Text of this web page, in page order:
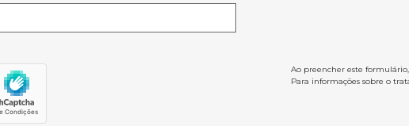
Ao preencher este
Para informações sobre o